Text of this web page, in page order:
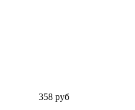
358 руб